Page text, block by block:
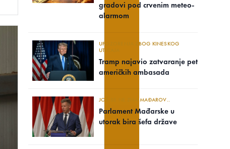
gradovi pod crvenim meteo-
alarmom
UPOZORENJA ZBOG KINESKOG
UTICAJA
Tramp najavio zatvaranje pet
američkih ambasada
JOŠ SE NE ZNA MAĐAROV..
Parlament Mađarske u
utorak bira šefa države